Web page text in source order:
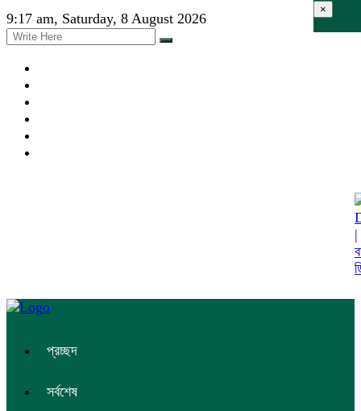
9:17 am, Saturday, 8 August 2026
প্রচ্ছদ
সর্বশেষ
×